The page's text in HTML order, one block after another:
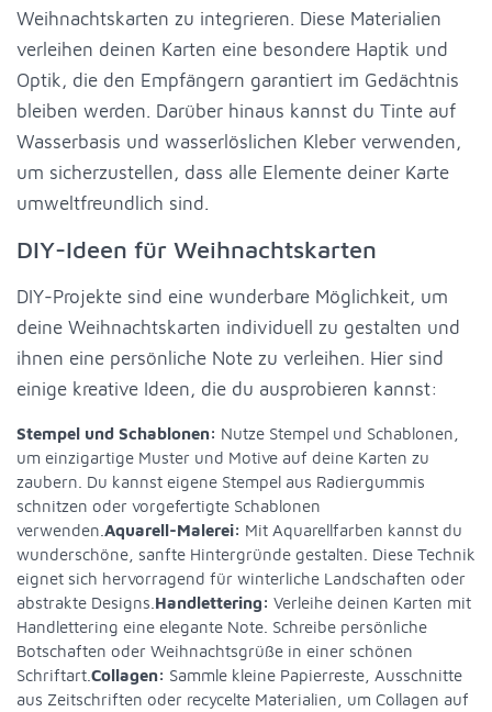
Weihnachtskarten zu integrieren. Diese Materialien
verleihen deinen Karten eine besondere Haptik und
Optik, die den Empfängern garantiert im Gedächtnis
bleiben werden. Darüber hinaus kannst du Tinte auf
Wasserbasis und wasserlöslichen Kleber verwenden,
um sicherzustellen, dass alle Elemente deiner Karte
umweltfreundlich sind.
DIY-Ideen für Weihnachtskarten
DIY-Projekte sind eine wunderbare Möglichkeit, um
deine Weihnachtskarten individuell zu gestalten und
ihnen eine persönliche Note zu verleihen. Hier sind
einige kreative Ideen, die du ausprobieren kannst:
Stempel und Schablonen: Nutze Stempel und Schablonen,
um einzigartige Muster und Motive auf deine Karten zu
zaubern. Du kannst eigene Stempel aus Radiergummis
schnitzen oder vorgefertigte Schablonen
verwenden. Aquarell-Malerei: Mit Aquarellfarben kannst du
wunderschöne, sanfte Hintergründe gestalten. Diese Technik
eignet sich hervorragend für winterliche Landschaften oder
abstrakte Designs. Handlettering: Verleihe deinen Karten mit
Handlettering eine elegante Note. Schreibe persönliche
Botschaften oder Weihnachtsgrüße in einer schönen
Schriftart. Collagen: Sammle kleine Papierreste, Ausschnitte
aus Zeitschriften oder recycelte Materialien, um Collagen auf